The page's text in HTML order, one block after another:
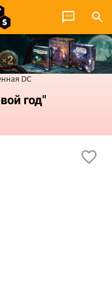
DC
год"